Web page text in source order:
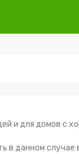
и для домов с
в данном